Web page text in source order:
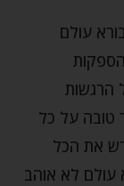
עולם
הרגשות
טובה על כל
את הכל
עולם לא אוהב